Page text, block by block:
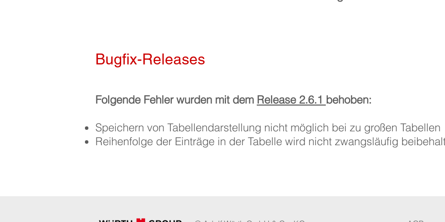
Bugfix-Releases
Folgende Fehler wurden mit dem Release 2.6.1 behoben:
Speichern von Tabellendarstellung nicht möglich bei zu großen Tabellen
Reihenfolge der Einträge in der Tabelle wird nicht zwangsläufig